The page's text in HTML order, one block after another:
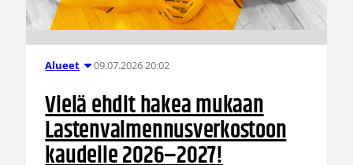
Alueet 09.07.2026 20:02
Vielä ehdit hakea mukaan
Lastenvalmennusverkostoon
kaudelle 2026–2027!